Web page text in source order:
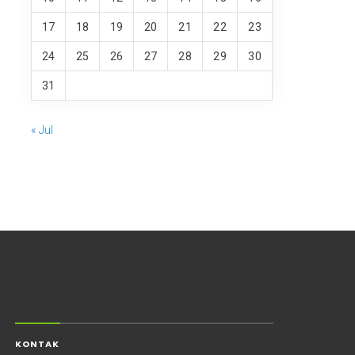
17 18 19 20 21 22 23
24 25 26 27 28 29 30
31
« Jul
KONTAK